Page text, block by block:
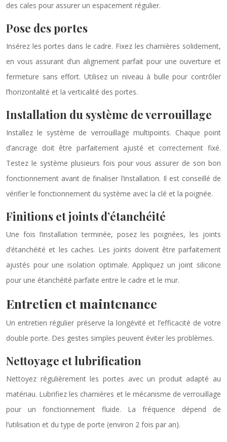
des cales pour assurer un espacement régulier.
Pose des portes
Insérez les portes dans le cadre. Fixez les charnières solidement,
en vous assurant d’un alignement parfait pour une ouverture et
fermeture sans effort. Utilisez un niveau à bulle pour contrôler
l’horizontalité et la verticalité des portes.
Installation du système de verrouillage
Installez le système de verrouillage multipoints. Chaque point
d’ancrage doit être parfaitement ajusté et correctement fixé.
Testez le système plusieurs fois pour vous assurer de son bon
fonctionnement avant de finaliser l’installation. Il est conseillé de
vérifier le fonctionnement du système avec la clé et la poignée.
Finitions et joints d’étanchéité
Une fois l’installation terminée, posez les poignées, les joints
d’étanchéité et les caches. Les joints doivent être parfaitement
ajustés pour une isolation optimale. Appliquez un joint silicone
pour une étanchéité parfaite entre le cadre et le mur.
Entretien et maintenance
Un entretien régulier préserve la longévité et l’efficacité de votre
double porte. Des gestes simples peuvent éviter les problèmes.
Nettoyage et lubrification
Nettoyez régulièrement les portes avec un produit adapté au
matériau. Lubrifiez les charnières et le mécanisme de verrouillage
pour un fonctionnement fluide. La fréquence dépend de
l’utilisation et du type de porte (environ 2 fois par an).